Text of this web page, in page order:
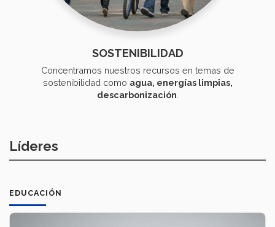
SOSTENIBILIDAD
Concentramos nuestros recursos en temas de
sostenibilidad como agua, energías limpias,
descarbonización
Líderes
EDUCACIÓN